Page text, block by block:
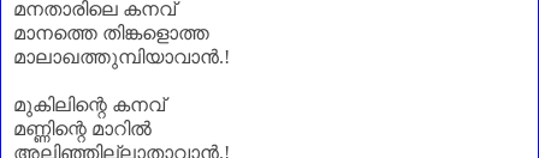
മനതാരിലെ കനവ്
മാനത്തെ തിങ്കളൊത്ത
മാലാഖത്തുമ്പിയാവാൻ.!
മുകിലിന്റെ കനവ്
മണ്ണിന്റെ മാറിൽ
അലിഞ്ഞില്ലാതാവാൻ.!